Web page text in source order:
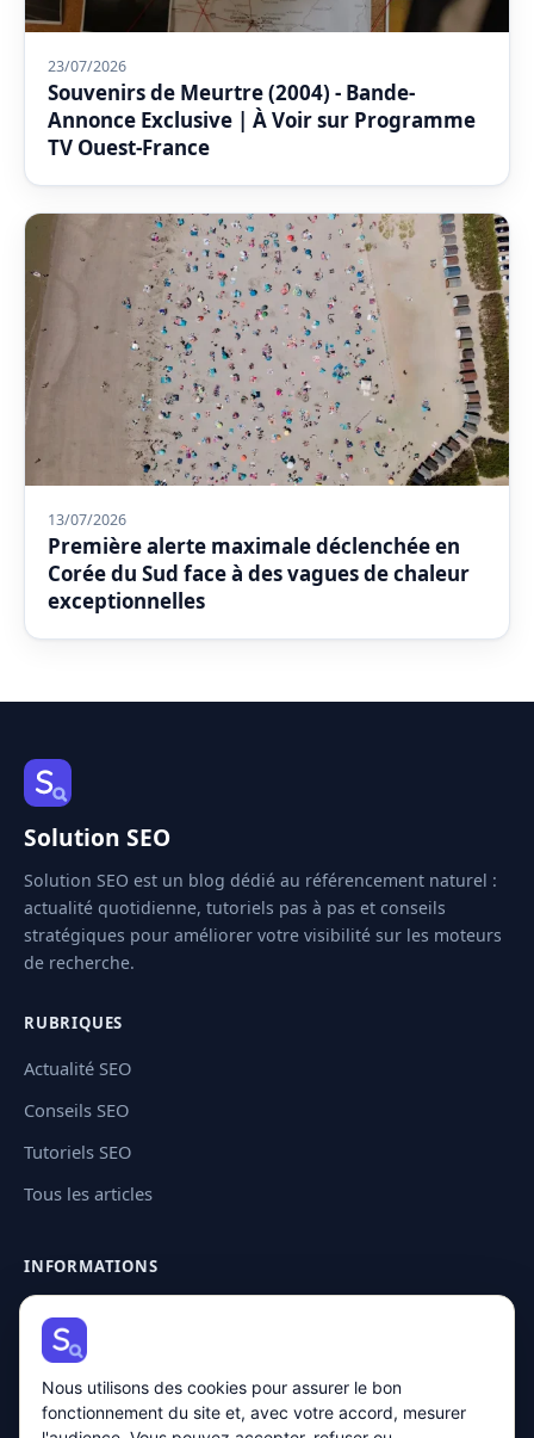
23/07/2026
Souvenirs de Meurtre (2004) - Bande-
Annonce Exclusive | À Voir sur Programme
TV Ouest-France
13/07/2026
Première alerte maximale déclenchée en
Corée du Sud face à des vagues de chaleur
exceptionnelles
Solution SEO
Solution SEO est un blog dédié au référencement naturel :
actualité quotidienne, tutoriels pas à pas et conseils
stratégiques pour améliorer votre visibilité sur les moteurs
de recherche.
RUBRIQUES
Actualité SEO
Conseils SEO
Tutoriels SEO
Tous les articles
INFORMATIONS
Contact
Plan de site
Mentions légales
Nous utilisons des cookies pour assurer le bon
fonctionnement du site et, avec votre accord, mesurer